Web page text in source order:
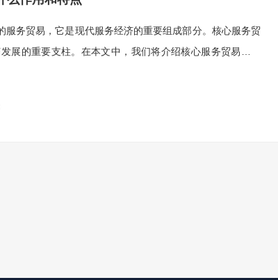
务贸易，它是现代服务经济的重要组成部分。核心服务贸
展的重要支柱。在本文中，我们将介绍核心服务贸易的概